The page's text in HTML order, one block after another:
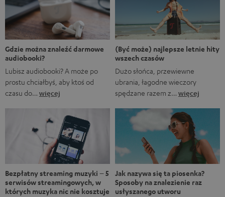
alternatywne historie z FUM. Oczywiście fani Marvela
natychmiast rozpoznają, że pierwsze trzy tytuły to filmy
Marvela, podczas gdy ostatnie to tytuły obecnych lub
nadchodzących seriali. […]
Gdzie można znaleźć darmowe
audiobooki?
Lubisz audiobooki? A może po
prostu chciałbyś, aby ktoś od
czasu do… więcej
(Być może) najlepsze letnie hity
wszech czasów
Dużo słońca, przewiewne
ubrania, łagodne wieczory
spędzane razem z… więcej
Bezpłatny streaming muzyki – 5
serwisów streamingowych, w
których muzyka nic nie kosztuje
Jak nazywa się ta piosenka?
Sposoby na znalezienie raz
usłyszanego utworu